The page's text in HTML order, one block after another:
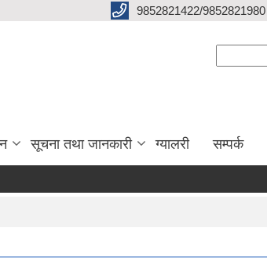
9852821422/9852821980
सूचना तथा जानकारी ग्यालरी सम्पर्क